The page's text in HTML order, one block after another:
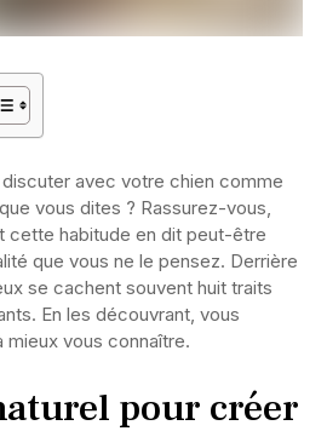
avec votre chien comme
vous dites ? Rassurez-vous,
cette habitude en dit peut-être
que vous ne le pensez. Derrière
se cachent souvent huit traits
En les découvrant, vous
vous connaître.
pour créer